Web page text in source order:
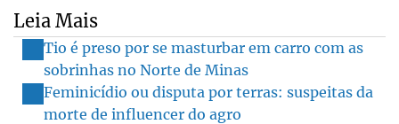
Leia Mais
Tio é preso por se masturbar em carro com as
sobrinhas no Norte de Minas
Feminicídio ou disputa por terras: suspeitas da
morte de influencer do agro